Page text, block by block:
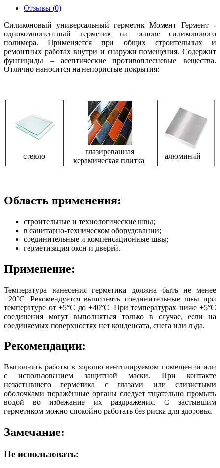
Отзывы (0)
Силиконовый универсальный герметик Момент Гермент -
однокомпонентный герметик на основе силиконового
полимера. Применяется при общих строительных и
ремонтных работах внутри и снаружи помещения. Содержит
фунгициды – асептические противоплесневые вещества.
Отлично наносится на непористые покрытия:
стекло
глазированная
керамическая плитка
алюминий
Область применения:
строительные и технологические швы;
в санитарно-техническом оборудовании;
соединительные и компенсационные швы;
герметизация окон и дверей.
Применение:
Температура нанесения герметика должна быть не менее
+20°C. Рекомендуется выполнять соединительные швы при
температуре от +5°C до +40°C. При температурах ниже +5°C
соединения могут выполняться только в случае, если на
соединяемых поверхностях нет конденсата, снега или льда.
Рекомендации:
Выполнять работы в хорошо вентилируемом помещении или
с использованием защитной маски. При контакте
незастывшего герметика с глазами или слизистыми
оболочками поражённые органы следует тщательно промыть
водой во избежание их раздражения. С застывшим
герметиком можно спокойно работать без риска для здоровья.
Замечание:
Не использовать: